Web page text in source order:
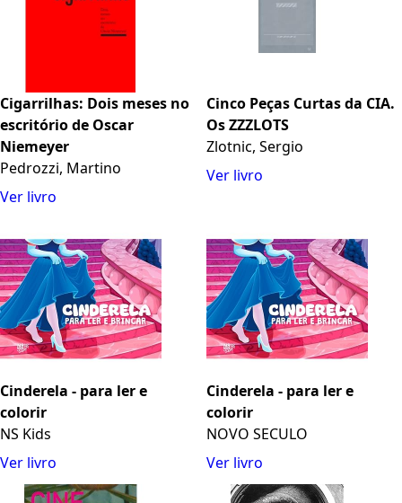
Cigarrilhas: Dois meses no
escritório de Oscar
Niemeyer
Pedrozzi, Martino
Ver livro
Cinco Peças Curtas da CIA.
Os ZZZLOTS
Zlotnic, Sergio
Ver livro
Cinderela - para ler e
colorir
NS Kids
Ver livro
Cinderela - para ler e
colorir
NOVO SECULO
Ver livro